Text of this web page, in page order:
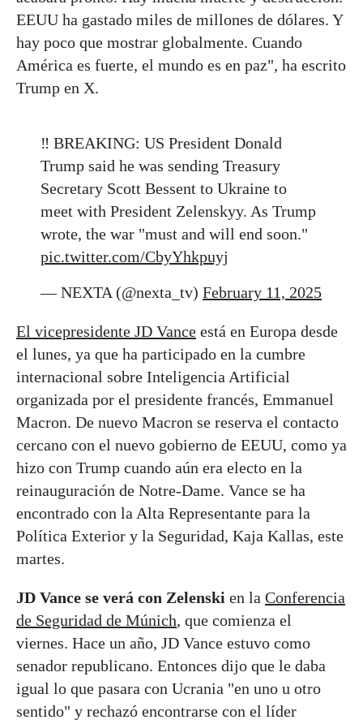
EEUU ha gastado miles de millones de dólares. Y
hay poco que mostrar globalmente. Cuando
América es fuerte, el mundo es en paz", ha escrito
Trump en X.
‼️ BREAKING: US President Donald
Trump said he was sending Treasury
Secretary Scott Bessent to Ukraine to
meet with President Zelenskyy. As Trump
wrote, the war "must and will end soon."
pic.twitter.com/CbyYhkpuyj
— NEXTA (@nexta_tv) February 11, 2025
El vicepresidente JD Vance está en Europa desde
el lunes, ya que ha participado en la cumbre
internacional sobre Inteligencia Artificial
organizada por el presidente francés, Emmanuel
Macron. De nuevo Macron se reserva el contacto
cercano con el nuevo gobierno de EEUU, como ya
hizo con Trump cuando aún era electo en la
reinauguración de Notre-Dame. Vance se ha
encontrado con la Alta Representante para la
Política Exterior y la Seguridad, Kaja Kallas, este
martes.
JD Vance se verá con Zelenski en la Conferencia
de Seguridad de Múnich, que comienza el
viernes. Hace un año, JD Vance estuvo como
senador republicano. Entonces dijo que le daba
igual lo que pasara con Ucrania "en uno u otro
sentido" y rechazó encontrarse con el líder